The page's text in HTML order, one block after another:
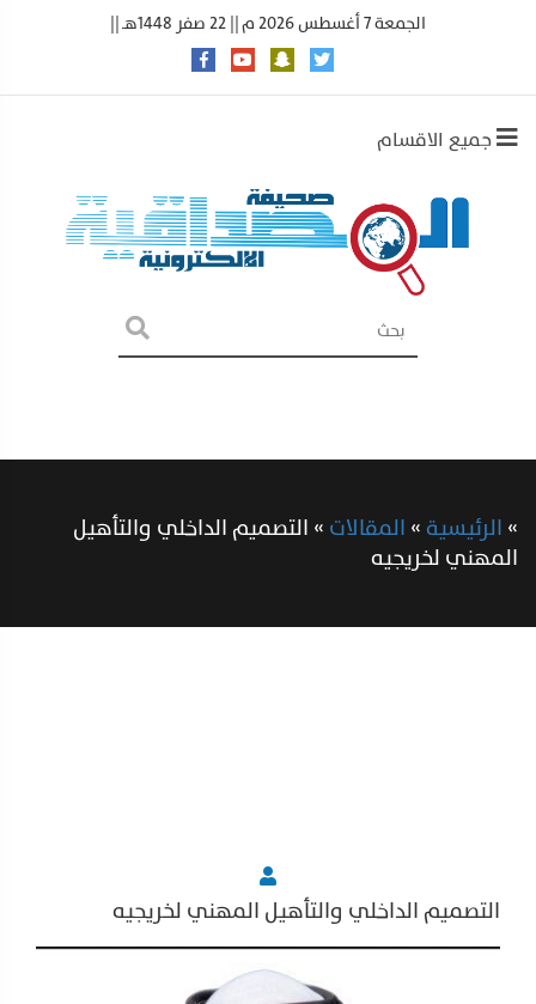
الجمعة 7 أغسطس 2026 م || 22 صفر 1448هـ ||
جميع الاقسام
»الرئيسية»المقالات»التصميم الداخلي والتأهيل
المهني لخريجيه
التصميم الداخلي والتأهيل المهني لخريجيه